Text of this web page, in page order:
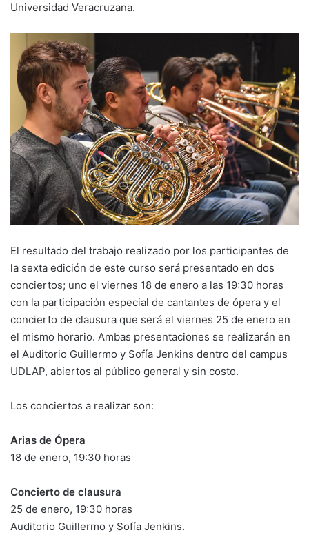
Universidad Veracruzana.
El resultado del trabajo realizado por los participantes de
la sexta edición de este curso será presentado en dos
conciertos; uno el viernes 18 de enero a las 19:30 horas
con la participación especial de cantantes de ópera y el
concierto de clausura que será el viernes 25 de enero en
el mismo horario. Ambas presentaciones se realizarán en
el Auditorio Guillermo y Sofía Jenkins dentro del campus
UDLAP, abiertos al público general y sin costo.
Los conciertos a realizar son:
Arias de Ópera
18 de enero, 19:30 horas
Concierto de clausura
25 de enero, 19:30 horas
Auditorio Guillermo y Sofía Jenkins.